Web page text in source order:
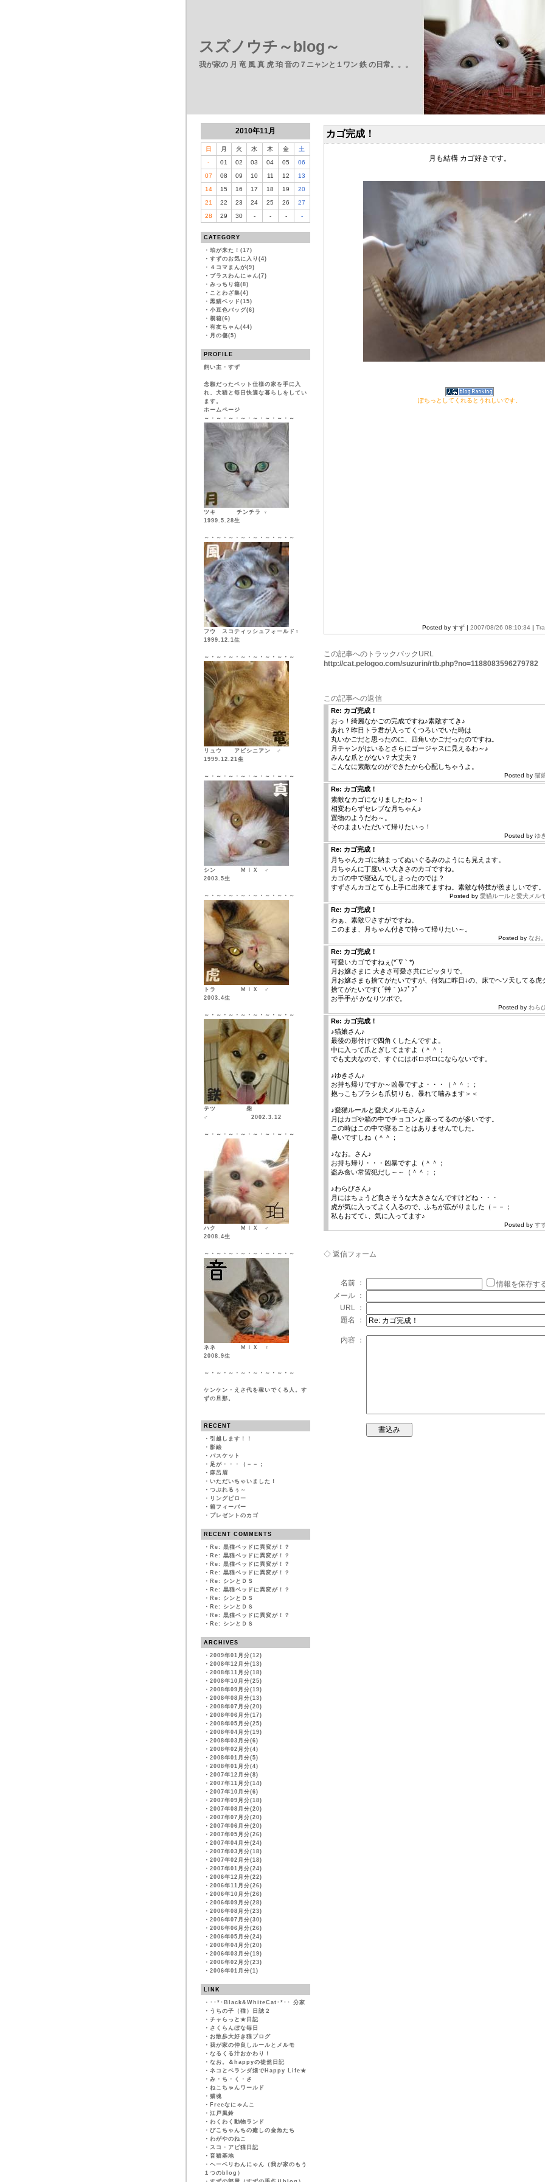
スズノウチ～blog～
我が家の 月 竜 風 真 虎 珀 音の７ニャンと１ワン 鉄 の日常。。。
2010年11月
日 月 火 水 木 金
土
-
01 02 03 04 05
06
07
08 09 10 11 12
13
14
15 16 17 18 19
20
21
22 23 24 25 26
27
28
29 30 - - - -
CATEGORY
・ 珀が来た！(17)
・ すずのお気に入り(4)
・ ４コマまんが(9)
・ プラスわんにゃん(7)
・ みっちり箱(8)
・ ことわざ集(4)
・ 黒猫ベッド(15)
・ 小豆色バッグ(6)
・ 桐箱(6)
・ 有友ちゃん(44)
・ 月の傷(5)
PROFILE
飼い主・すず
念願だったペット仕様の家を手に入
れ、犬猫と毎日快適な暮らしをしてい
ます。
ホームページ
～・～・～・～・～・～・～・～
ツキ チンチラ ♀
1999.5.28生
～・～・～・～・～・～・～・～
フウ スコティッシュフォールド♀
1999.12.1生
～・～・～・～・～・～・～・～
リュウ アビシニアン ♂
1999.12.21生
～・～・～・～・～・～・～・～
シン ＭＩＸ ♂
2003.5生
～・～・～・～・～・～・～・～
トラ ＭＩＸ ♂
2003.4生
～・～・～・～・～・～・～・～
テツ 柴
♂ 2002.3.12
～・～・～・～・～・～・～・～
ハク ＭＩＸ ♂
2008.4生
～・～・～・～・～・～・～・～
ネネ ＭＩＸ ♀
2008.9生
～・～・～・～・～・～・～・～
ケンケン・えさ代を稼いでくる人。す
ずの旦那。
RECENT
・ 引越します！！
・ 影絵
・ バスケット
・ 足が・・・（－－；
・ 麻呂眉
・ いただいちゃいました！
・ つぶれるぅ～
・ リングピロー
・ 箱フィーバー
・ プレゼントのカゴ
RECENT COMMENTS
・ Re: 黒猫ベッドに異変が！？
・ Re: 黒猫ベッドに異変が！？
・ Re: 黒猫ベッドに異変が！？
・ Re: 黒猫ベッドに異変が！？
・ Re: シンとＤＳ
・ Re: 黒猫ベッドに異変が！？
・ Re: シンとＤＳ
・ Re: シンとＤＳ
・ Re: 黒猫ベッドに異変が！？
・ Re: シンとＤＳ
ARCHIVES
・ 2009年01月分(12)
・ 2008年12月分(13)
・ 2008年11月分(18)
・ 2008年10月分(25)
・ 2008年09月分(19)
・ 2008年08月分(13)
・ 2008年07月分(20)
・ 2008年06月分(17)
・ 2008年05月分(25)
・ 2008年04月分(19)
・ 2008年03月分(6)
・ 2008年02月分(4)
・ 2008年01月分(5)
・ 2008年01月分(4)
・ 2007年12月分(8)
・ 2007年11月分(14)
・ 2007年10月分(6)
・ 2007年09月分(18)
・ 2007年08月分(20)
・ 2007年07月分(20)
・ 2007年06月分(20)
・ 2007年05月分(26)
・ 2007年04月分(24)
・ 2007年03月分(18)
・ 2007年02月分(18)
・ 2007年01月分(24)
・ 2006年12月分(22)
・ 2006年11月分(26)
・ 2006年10月分(26)
・ 2006年09月分(28)
・ 2006年08月分(23)
・ 2006年07月分(30)
・ 2006年06月分(26)
・ 2006年05月分(24)
・ 2006年04月分(20)
・ 2006年03月分(19)
・ 2006年02月分(23)
・ 2006年01月分(1)
LINK
・ ･･*･Black&WhiteCat･*･･ 分家
・ うちの子（猫）日誌２
・ チャらっと★日記
・ さくらんぼな毎日
・ お散歩大好き猫ブログ
・ 我が家の仲良しルールとメルモ
・ なるくる汁おかわり！
・ なお。＆happyの徒然日記
・ ネコとベランダ畑でHappy Life★
・ み・ち・く・さ
・ ねこちゃんワールド
・ 猫魂
・ Freeなにゃんこ
・ 江戸風鈴
・ わくわく動物ランド
・ ぴこちゃんちの癒しの金魚たち
・ わがやのねこ
・ スコ・アビ猫日記
・ 音猫基地
・ ヘーベリわんにゃん（我が家のもう
１つのblog）
カゴ完成！
月も結構 カゴ好きです。
ぽちっとしてくれるとうれしいです。
Posted by すず | 2007/08/26 08:10:34 |
この記事へのトラックバックURL
http://cat.pelogoo.com/suzurin/rtb.php?no=1188083596279782
この記事への返信
Re: カゴ完成！
おっ！綺麗なかごの完成ですね♪素敵すてき♪
あれ？昨日トラ君が入ってくつろいでいた時は
丸いかごだと思ったのに、四角いかごだったのですね。
月チャンがはいるとさらにゴージャスに見えるわ～♪
みんな爪とがない？大丈夫？
こんなに素敵なのができたから心配しちゃうよ。
Posted by 猫
Re: カゴ完成！
素敵なカゴになりましたね～！
相変わらずセレブな月ちゃん♪
置物のようだわ～。
そのままいただいて帰りたいっ！
Posted by ゆき
Re: カゴ完成！
月ちゃんカゴに納まってぬいぐるみのようにも見えます。
月ちゃんに丁度いい大きさのカゴですね。
カゴの中で寝込んでしまったのでは？
すずさんカゴとても上手に出来てますね。素敵な特技が羨ましいです。
Posted by 愛猫ルールと愛犬メル
Re: カゴ完成！
わぁ、素敵♡さすがですね。
このまま、月ちゃん付きで持って帰りたい～。
Posted by なお。
Re: カゴ完成！
可愛いカゴですねぇ(*´∇｀*)
月お嬢さまに 大きさ可愛さ共にピッタリで。
月お嬢さまも捨てがたいですが、何気に昨日↓の、床でヘソ天してる虎
捨てがたいです( ´艸｀)ﾑﾌﾟﾌﾟ
お手手が かなりツボで。
Posted by わら
Re: カゴ完成！
♪猫娘さん♪
最後の形付けで四角くしたんですよ。
中に入って爪とぎしてますよ（＾＾；
でも丈夫なので、すぐにはボロボロにならないです。
♪ゆきさん♪
お持ち帰りですか～凶暴ですよ・・・（＾＾；；
抱っこもブラシも爪切りも、暴れて噛みます＞＜
♪愛猫ルールと愛犬メルモさん♪
月はカゴや箱の中でチョコンと座ってるのが多いです。
この時はこの中で寝ることはありませんでした。
暑いですしね（＾＾；
♪なお。さん♪
お持ち帰り・・・凶暴ですよ（＾＾；
盗み食い常習犯だし～～（＾＾；；
♪わらびさん♪
月にはちょうど良さそうな大きさなんですけどね・・・
虎が気に入ってよく入るので、ふちが広がりました（－－；
私もおてて↓、気に入ってます♪
Posted by す
◇ 返信フォーム
名前 ：
情報を保存す
メール ：
URL ：
題名 ：
内容 ：